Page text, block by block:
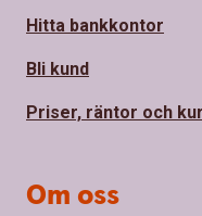
Hitta bankkontor
Bli kund
Priser, räntor och
Om oss